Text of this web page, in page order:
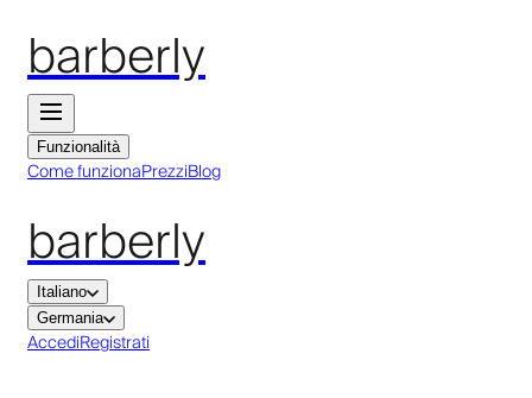
barberly
Funzionalità
Come funzionaPrezziBlog
barberly
Italiano
Germania
AccediRegistrati